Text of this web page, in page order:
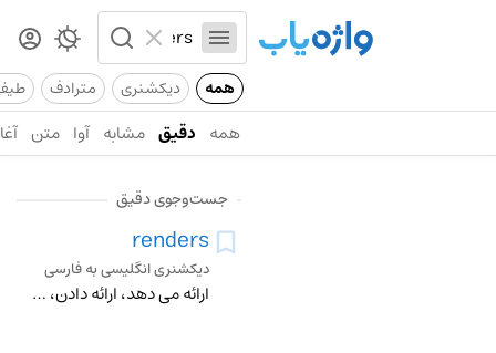
همه دیکشنری مترادف
همه دقیق مشابه آوا متن
جست‌وجوی دقیق
renders
دیکشنری انگلیسی به فارسی
ارائه می دهد، ارائه دادن، دادن، تحویل دادن، تسلیم داشتن، ترجمه کردن، در اوردن